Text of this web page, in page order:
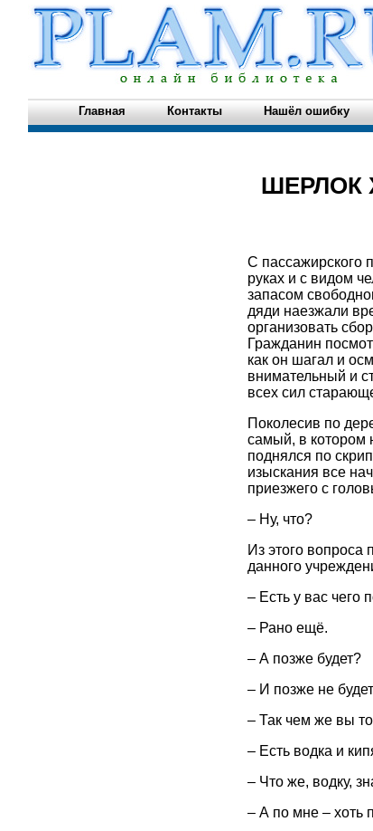
Главная Контакты Нашёл ошибку
ШЕРЛОК
С пассажирского
руках и с видом
запасом
дяди наезжали
организовать
Гражданин
как он шагал и
внимательный и
всех сил
Поколесив по
самый, в котором
поднялся по
изыскания все
приезжего с
– Ну, что?
Из этого вопроса
данного
– Есть у вас чего
– Рано ещё.
– А позже будет?
– И позже не
– Так чем же вы
– Есть водка и
– Что же, водку,
– А по мне – хоть